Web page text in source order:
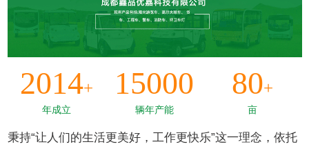
2014+
年成立
15000
辆年产能
80+
亩
秉持“让人们的生活更美好，工作更快乐”这一理念，依托